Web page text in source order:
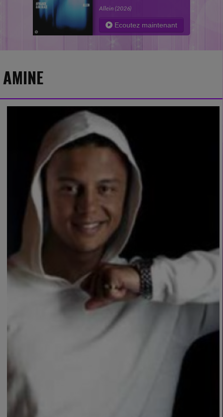
Allein (2026)
Ecoutez maintenant
AMINE